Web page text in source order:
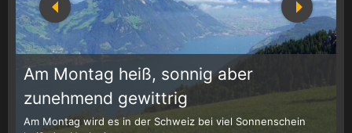
Am Montag heiß, sonnig aber
zunehmend gewittrig
Am Montag wird es in der Schweiz bei viel Sonnenschein